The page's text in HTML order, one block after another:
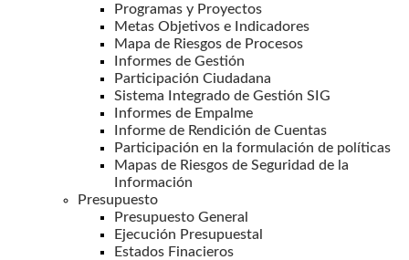
Programas y Proyectos
Metas Objetivos e Indicadores
Mapa de Riesgos de Procesos
Informes de Gestión
Participación Ciudadana
Sistema Integrado de Gestión SIG
Informes de Empalme
Informe de Rendición de Cuentas
Participación en la formulación de políticas
Mapas de Riesgos de Seguridad de la
Información
Presupuesto
Presupuesto General
Ejecución Presupuestal
Estados Finacieros